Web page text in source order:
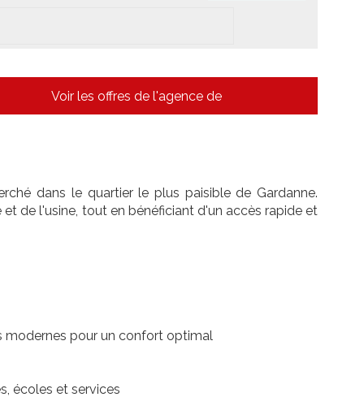
Voir les offres de l'agence de
dans le quartier le plus paisible de Gardanne.
de l'usine, tout en bénéficiant d'un accès rapide et
modernes pour un confort optimal
écoles et services